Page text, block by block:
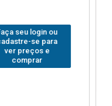
Faça seu login ou
cadastre-se para
ver preços e